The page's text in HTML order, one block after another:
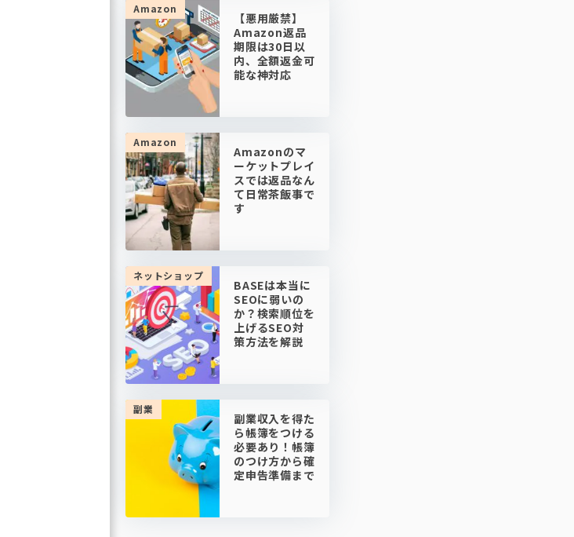
Amazon
【悪用厳禁】
Amazon返品
期限は30日以
内、全額返金可
能な神対応
Amazon
Amazonのマ
ーケットプレイ
スでは返品なん
て日常茶飯事で
す
ネットショップ
BASEは本当に
SEOに弱いの
か？検索順位を
上げるSEO対
策方法を解説
副業
副業収入を得た
ら帳簿をつける
必要あり！帳簿
のつけ方から確
定申告準備まで